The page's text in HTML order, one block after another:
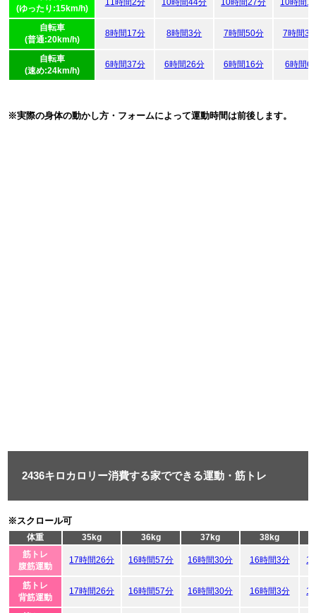
(ゆったり:15km/h)
11時間2分 10時間44分 10時間27分 10時間
自転車
(普通:20km/h)
8時間17分 8時間3分 7時間50分 7時間37
自転車
(速め:24km/h)
6時間37分 6時間26分 6時間16分 6時間6
※実際の身体の動かし方・フォームによって運動時間は前後します。
2436キロカロリー消費する家でできる運動・筋トレ
※スクロール可
体重 35kg 36kg 37kg
38kg
筋トレ
腹筋運動
17時間26分 16時間57分 16時間30分 16時間3分
筋トレ
背筋運動
17時間26分 16時間57分 16時間30分 16時間3分